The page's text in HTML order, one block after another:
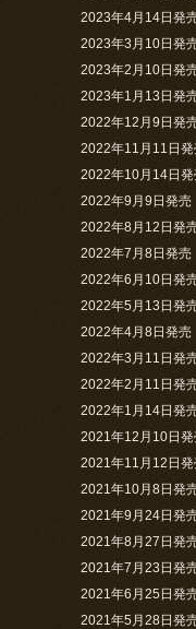
2023年4月14日発
2023年3月10日発
2023年2月10日発
2023年1月13日発
2022年12月9日発
2022年11月11日発
2022年10月14日発
2022年9月9日発売
2022年8月12日発
2022年7月8日発売
2022年6月10日発
2022年5月13日発
2022年4月8日発売
2022年3月11日発
2022年2月11日発
2022年1月14日発
2021年12月10日発
2021年11月12日発
2021年10月8日発
2021年9月24日発
2021年8月27日発
2021年7月23日発
2021年6月25日発
2021年5月28日発